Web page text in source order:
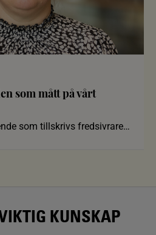
som mått på vårt
som tillskrivs fredsivraren
KUNSKAP